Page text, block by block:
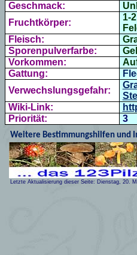
Geschmack:
Fruchtkörper:
1-
Fleisch:
Sporenpulverfarbe:
Vorkommen:
Gattung:
Verwechslungsgefahr:
Wiki-Link:
Priorität:
3
Weitere Bestimmungshilfen und
Letzte Aktualisierung dieser Seite: Dienstag, 20.